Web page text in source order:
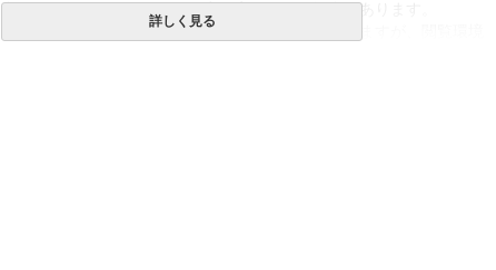
合がございます。また発送予定も変更になる場合があります。
※できる限り実際の色を再現するよう心がけておりますが、閲覧環境
詳しく見る